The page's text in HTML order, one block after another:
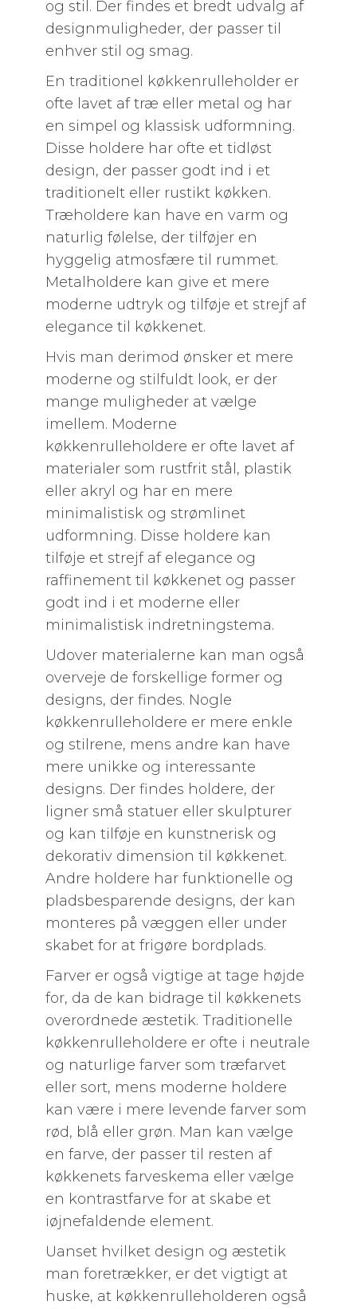
og stil. Der findes et bredt udvalg af
designmuligheder, der passer til
enhver stil og smag.
En traditionel køkkenrulleholder er
ofte lavet af træ eller metal og har
en simpel og klassisk udformning.
Disse holdere har ofte et tidløst
design, der passer godt ind i et
traditionelt eller rustikt køkken.
Træholdere kan have en varm og
naturlig følelse, der tilføjer en
hyggelig atmosfære til rummet.
Metalholdere kan give et mere
moderne udtryk og tilføje et strejf af
elegance til køkkenet.
Hvis man derimod ønsker et mere
moderne og stilfuldt look, er der
mange muligheder at vælge
imellem. Moderne
køkkenrulleholdere er ofte lavet af
materialer som rustfrit stål, plastik
eller akryl og har en mere
minimalistisk og strømlinet
udformning. Disse holdere kan
tilføje et strejf af elegance og
raffinement til køkkenet og passer
godt ind i et moderne eller
minimalistisk indretningstema.
Udover materialerne kan man også
overveje de forskellige former og
designs, der findes. Nogle
køkkenrulleholdere er mere enkle
og stilrene, mens andre kan have
mere unikke og interessante
designs. Der findes holdere, der
ligner små statuer eller skulpturer
og kan tilføje en kunstnerisk og
dekorativ dimension til køkkenet.
Andre holdere har funktionelle og
pladsbesparende designs, der kan
monteres på væggen eller under
skabet for at frigøre bordplads.
Farver er også vigtige at tage højde
for, da de kan bidrage til køkkenets
overordnede æstetik. Traditionelle
køkkenrulleholdere er ofte i neutrale
og naturlige farver som træfarvet
eller sort, mens moderne holdere
kan være i mere levende farver som
rød, blå eller grøn. Man kan vælge
en farve, der passer til resten af
køkkenets farveskema eller vælge
en kontrastfarve for at skabe et
iøjnefaldende element.
Uanset hvilket design og æstetik
man foretrækker, er det vigtigt at
huske, at køkkenrulleholderen også